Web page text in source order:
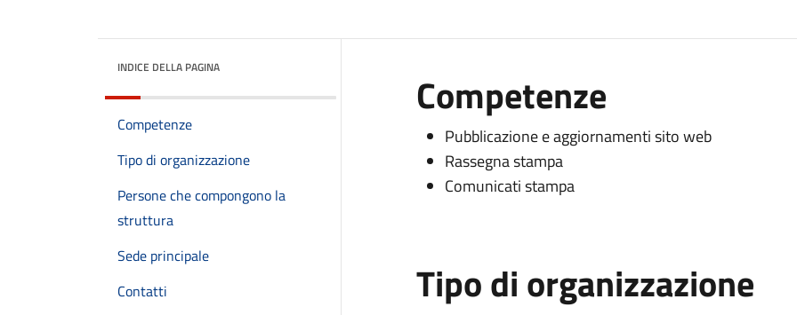
INDICE DELLA PAGINA
Competenze
Tipo di organizzazione
Persone che compongono la
struttura
Sede principale
Contatti
Competenze
Pubblicazione e aggiornamenti sito web
Rassegna stampa
Comunicati stampa
Tipo di organizzazione